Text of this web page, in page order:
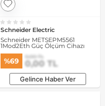
Schneider Electric
Schneider METSEPM5561
1Mod2Eth Güç Ölçüm Cihazı
%69 0,00 TL
0,00 TL
Gelince Haber Ver